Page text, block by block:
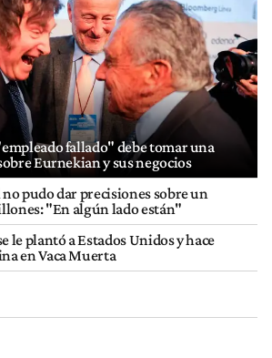
fallado" debe tomar una
Eurnekian y sus negocios
pudo dar precisiones sobre un
"En algún lado están"
le plantó a Estados Unidos y hace
en Vaca Muerta